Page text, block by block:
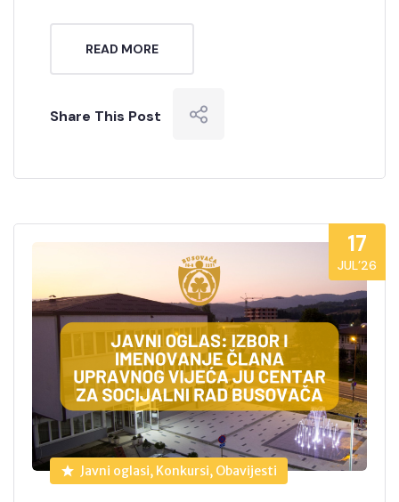
READ MORE
Share This Post
17
JUL’26
Javni oglasi, Konkursi, Obavijesti